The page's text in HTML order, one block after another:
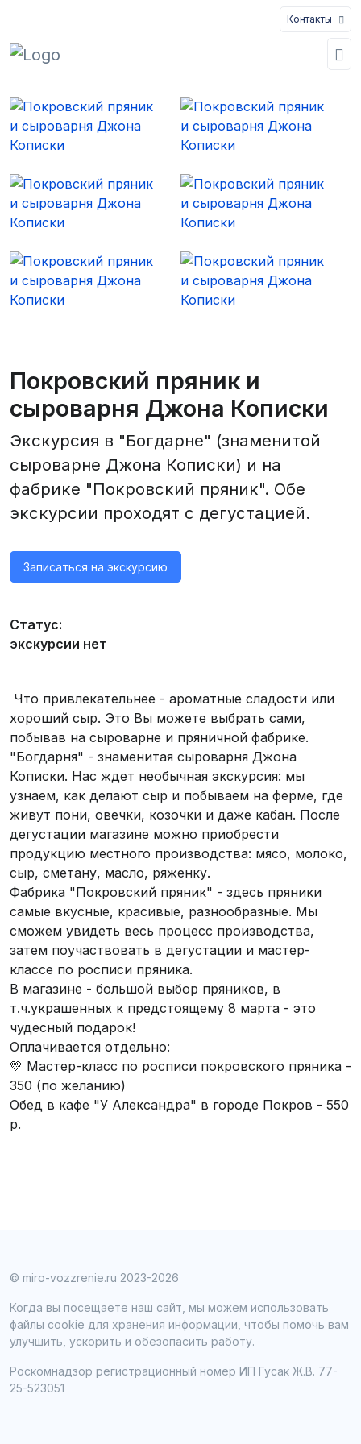
Контакты
Покровский пряник и
сыроварня Джона Кописки
Экскурсия в "Богдарне" (знаменитой
сыроварне Джона Кописки) и на
фабрике "Покровский пряник". Обе
экскурсии проходят с дегустацией.
Записаться на экскурсию
Статус:
экскурсии нет
Что привлекательнее - ароматные сладости или
хороший сыр. Это Вы можете выбрать сами,
побывав на сыроварне и пряничной фабрике.
"Богдарня" - знаменитая сыроварня Джона
Кописки. Нас ждет необычная экскурсия: мы
узнаем, как делают сыр и побываем на ферме, где
живут пони, овечки, козочки и даже кабан. После
дегустации магазине можно приобрести
продукцию местного производства: мясо, молоко,
сыр, сметану, масло, ряженку.
Фабрика "Покровский пряник" - здесь пряники
самые вкусные, красивые, разнообразные. Мы
сможем увидеть весь процесс производства,
затем поучаствовать в дегустации и мастер-
классе по росписи пряника.
В магазине - большой выбор пряников, в
т.ч.украшенных к предстоящему 8 марта - это
чудесный подарок!
Оплачивается отдельно:
💛 Мастер-класс по росписи покровского пряника -
350 (по желанию)
Обед в кафе "У Александра" в городе Покров - 550
р.
© miro-vozzrenie.ru 2023-2026
Когда вы посещаете наш сайт, мы можем использовать
файлы cookie для хранения информации, чтобы помочь вам
улучшить, ускорить и обезопасить работу.
Роскомнадзор регистрационный номер ИП Гусак Ж.В. 77-
25-523051